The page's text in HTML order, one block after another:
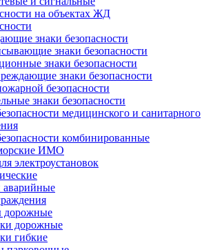
на объектах ЖД
знаки безопасности
знаки безопасности
знаки безопасности
знаки безопасности
безопасности
знаки безопасности
медицинского и санитарного
комбинированные
ИМО
электроустановок
аварийные
дорожные
дорожные
гибкие